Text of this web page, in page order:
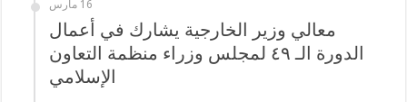
16 مارس
معالي وزير الخارجية يشارك في أعمال
الدورة الـ ٤٩ لمجلس وزراء منظمة التعاون
الإسلامي